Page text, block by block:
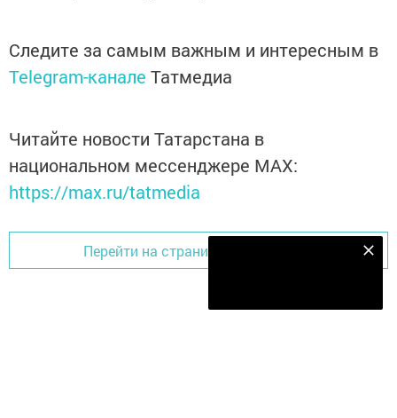
Следите за самым важным и интересным в
Telegram-канале Татмедиа
Читайте новости Татарстана в
национальном мессенджере MАХ:
https://max.ru/tatmedia
Перейти на страницу новости